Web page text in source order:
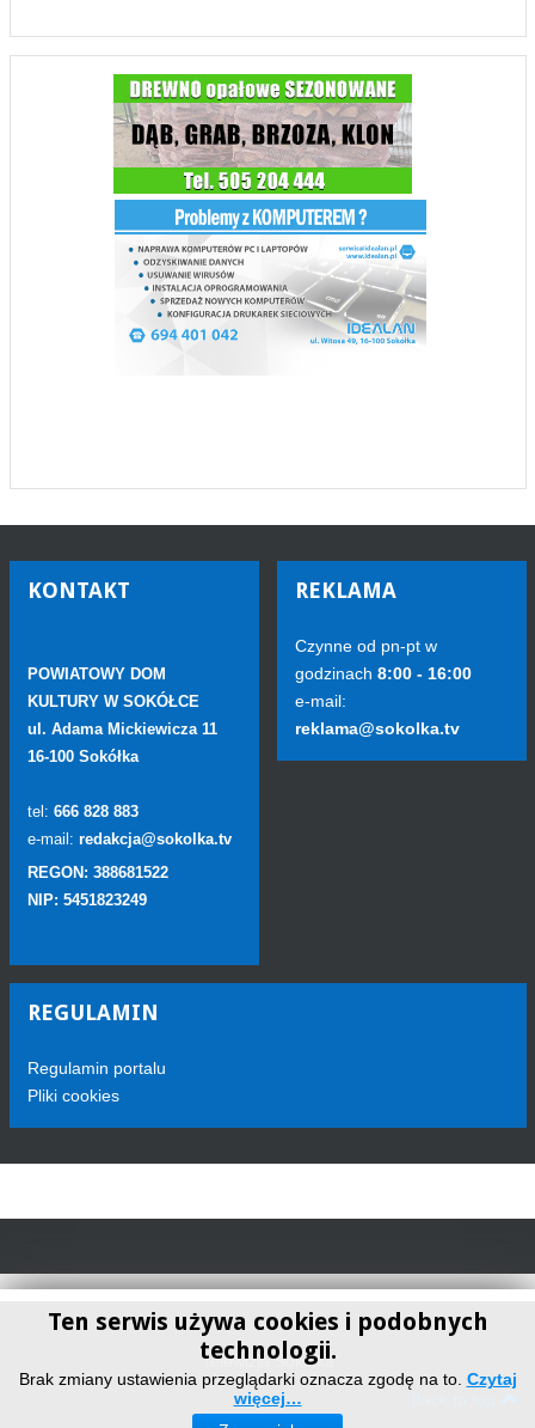
KONTAKT
POWIATOWY DOM
KULTURY W SOKÓŁCE
ul. Adama Mickiewicza 11
16-100 Sokółka
tel: 666 828 883
e-mail: redakcja@sokolka.tv
REGON: 388681522
NIP: 5451823249
REKLAMA
Czynne od pn-pt w
godzinach 8:00 - 16:00
e-mail:
reklama@sokolka.tv
REGULAMIN
Regulamin portalu
Pliki cookies
Ten serwis używa cookies i podobnych
technologii.
Brak zmiany ustawienia przeglądarki oznacza zgodę na to. Czytaj
więcej…
Telewizja Sokółka